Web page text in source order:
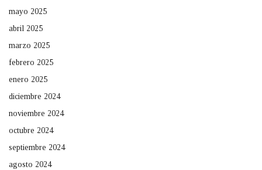
mayo 2025
abril 2025
marzo 2025
febrero 2025
enero 2025
diciembre 2024
noviembre 2024
octubre 2024
septiembre 2024
agosto 2024